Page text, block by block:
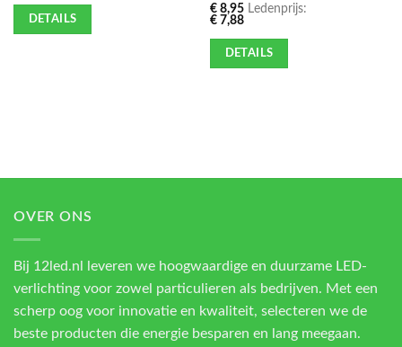
DETAILS
€8,95Ledenprijs:
€7,88
DETAILS
OVER ONS
Bij 12led.nl leveren we hoogwaardige en duurzame LED-
verlichting voor zowel particulieren als bedrijven. Met een
scherp oog voor innovatie en kwaliteit, selecteren we de
beste producten die energie besparen en lang meegaan.